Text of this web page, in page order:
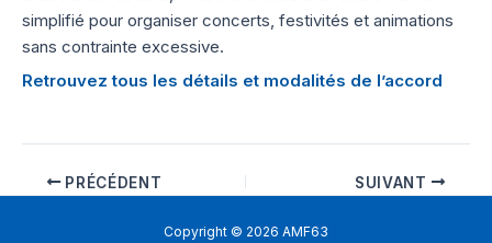
simplifié pour organiser concerts, festivités et animations
sans contrainte excessive.
Retrouvez tous les détails et modalités de l’accord
PRÉCÉDENT SUIVANT
Copyright © 2026 AMF63